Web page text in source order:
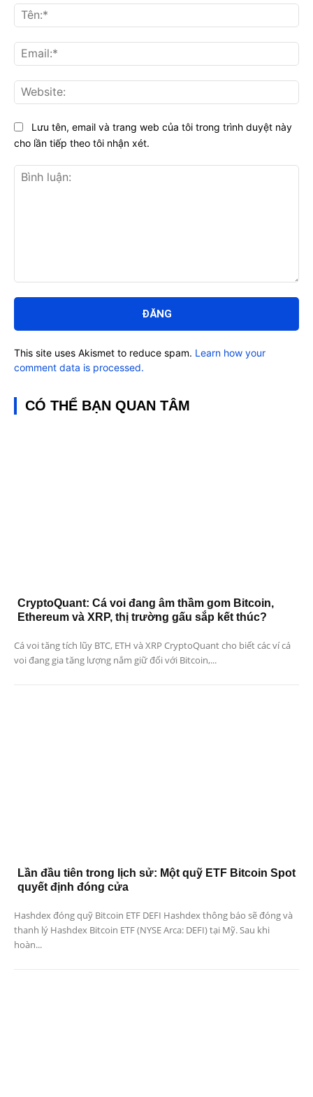
luận:
Lưu tên, email và trang web của tôi trong trình duyệt này
cho lần tiếp theo tôi nhận xét.
This site uses Akismet to reduce spam. Learn how your
comment data is processed.
CÓ THỂ BẠN QUAN TÂM
CryptoQuant: Cá voi đang âm thầm gom Bitcoin,
Ethereum và XRP, thị trường gấu sắp kết thúc?
Cá voi tăng tích lũy BTC, ETH và XRP CryptoQuant cho biết các ví cá
voi đang gia tăng lượng nắm giữ đối với Bitcoin,...
Lần đầu tiên trong lịch sử: Một quỹ ETF Bitcoin Spot
quyết định đóng cửa
Hashdex đóng quỹ Bitcoin ETF DEFI Hashdex thông báo sẽ đóng và
thanh lý Hashdex Bitcoin ETF (NYSE Arca: DEFI) tại Mỹ. Sau khi
hoàn...